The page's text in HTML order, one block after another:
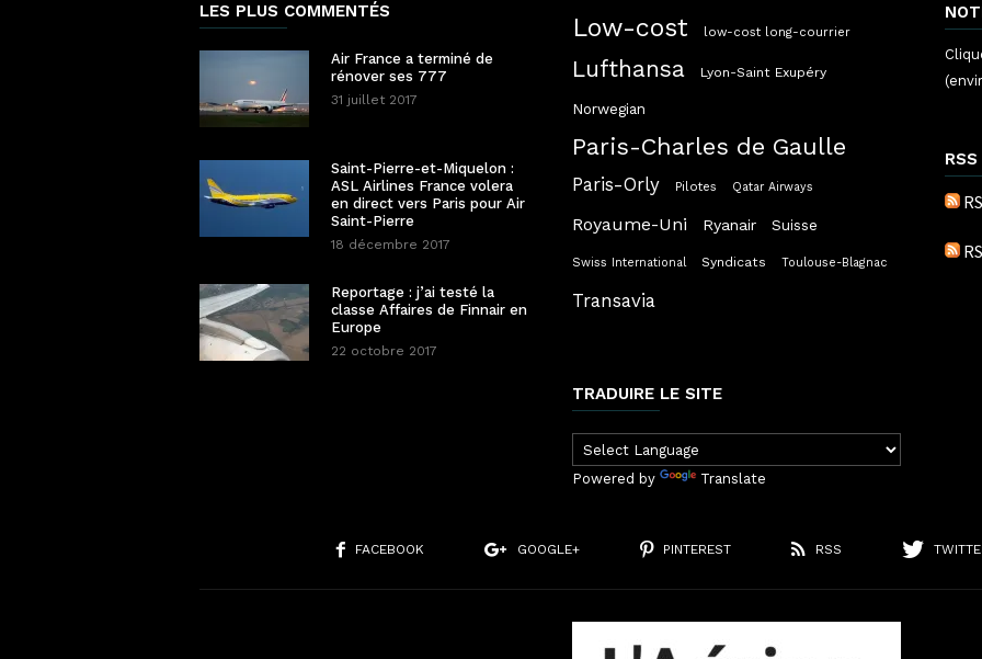
LES PLUS COMMENTÉS
Air France a terminé de
rénover ses 777
31 juillet 2017
Saint-Pierre-et-Miquelon :
ASL Airlines France volera
en direct vers Paris pour Air
Saint-Pierre
18 décembre 2017
Reportage : j’ai testé la
classe Affaires de Finnair en
Europe
22 octobre 2017
Low-cost low-cost long-courrier
Lufthansa Lyon-Saint Exupéry
Norwegian
Paris-Charles de Gaulle
Paris-Orly Pilotes Qatar Airways
Royaume-Uni Ryanair Suisse
Swiss International Syndicats Toulouse-Blagnac
Transavia
TRADUIRE LE SITE
Powered by Translate
RSS
FACEBOOK GOOGLE+ PINTEREST RSS